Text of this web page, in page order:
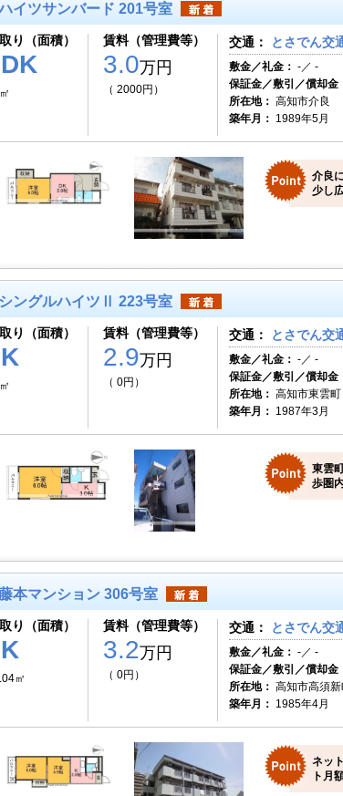
イツサンバード 201号室
り（面積） 賃料（管理費等）
3.0万円
（ 2000円）
交通： とさでん交
敷金／礼金： -／ -
保証金／敷引／償却金
所在地： 高知市介良
築年月： 1989年5月
介良
少し
ングルハイツⅡ 223号室
り（面積） 賃料（管理費等）
2.9万円
（ 0円）
交通： とさでん交
敷金／礼金： -／ -
保証金／敷引／償却金
所在地： 高知市東雲町
築年月： 1987年3月
東雲
歩圏
本マンション 306号室
り（面積）
㎡
賃料（管理費等）
3.2万円
（ 0円）
交通： とさでん交
敷金／礼金： -／ -
保証金／敷引／償却金
所在地： 高知市高須新
築年月： 1985年4月
ネッ
ト月